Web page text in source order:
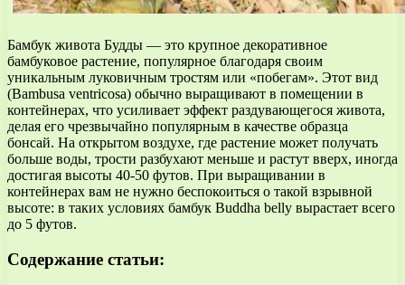
Бамбук живота Будды — это крупное декоративное
бамбуковое растение, популярное благодаря своим
уникальным луковичным тростям или «побегам». Этот вид
(Bambusa ventricosa) обычно выращивают в помещении в
контейнерах, что усиливает эффект раздувающегося живота,
делая его чрезвычайно популярным в качестве образца
бонсай. На открытом воздухе, где растение может получать
больше воды, трости разбухают меньше и растут вверх, иногда
достигая высоты 40-50 футов. При выращивании в
контейнерах вам не нужно беспокоиться о такой взрывной
высоте: в таких условиях бамбук Buddha belly вырастает всего
до 5 футов.
Содержание статьи: